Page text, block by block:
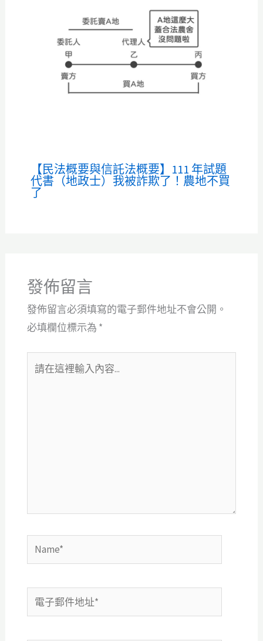
【民法概要與信託法概要】111 年試題
代書（地政士）我被詐欺了！農地不買
了
發佈留言
發佈留言必須填寫的電子郵件地址不會公開。
必填欄位標示為 *
Name*
電
子